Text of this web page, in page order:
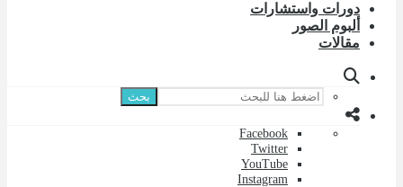
دورات واستشارات
ألبوم الصور
مقالات
بحث
Facebook
Twitter
YouTube
Instagram